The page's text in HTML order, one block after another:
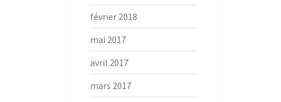
février 2018
mai 2017
avril 2017
mars 2017